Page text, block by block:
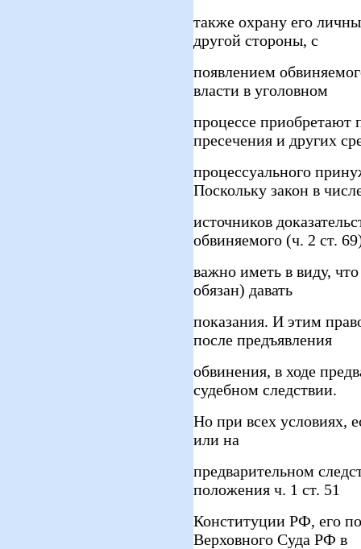
также охрану его
другой стороны, с
появлением
власти в уголовном
процессе приобретают
пресечения и других
процессуального
Поскольку закон в
источников
обвиняемого (ч. 2 ст.
важно иметь в виду,
обязан) давать
показания. И этим
после предъявления
обвинения, в ходе
судебном следствии.
Но при всех условиях,
или на
предварительном
положения ч. 1 ст. 51
Конституции РФ, его
Верховного Суда РФ в